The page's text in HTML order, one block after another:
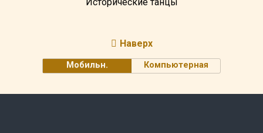
Наверх
Мобильн. Компьютерная